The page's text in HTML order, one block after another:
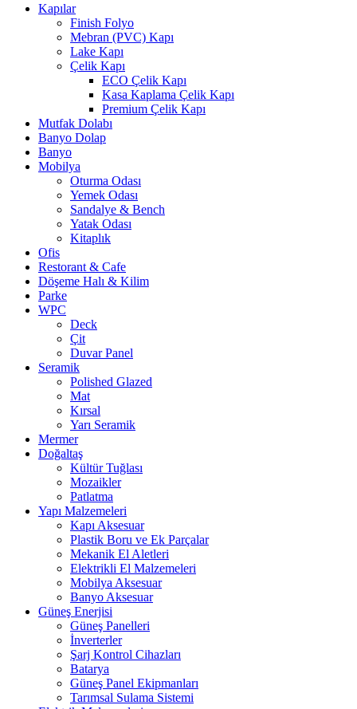
Kapılar
Finish Folyo
Mebran (PVC) Kapı
Lake Kapı
Çelik Kapı
ECO Çelik Kapı
Kasa Kaplama Çelik Kapı
Premium Çelik Kapı
Mutfak Dolabı
Banyo Dolap
Banyo
Mobilya
Oturma Odası
Yemek Odası
Sandalye & Bench
Yatak Odası
Kitaplık
Ofis
Restorant & Cafe
Döşeme Halı & Kilim
Parke
WPC
Deck
Çit
Duvar Panel
Seramik
Polished Glazed
Mat
Kırsal
Yarı Seramik
Mermer
Doğaltaş
Kültür Tuğlası
Mozaikler
Patlatma
Yapı Malzemeleri
Kapı Aksesuar
Plastik Boru ve Ek Parçalar
Mekanik El Aletleri
Elektrikli El Malzemeleri
Mobilya Aksesuar
Banyo Aksesuar
Güneş Enerjisi
Güneş Panelleri
İnverterler
Şarj Kontrol Cihazları
Batarya
Güneş Panel Ekipmanları
Tarımsal Sulama Sistemi